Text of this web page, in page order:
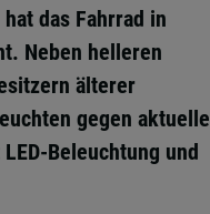
das Fahrrad in
Neben helleren
älterer
gegen aktuelle
Beleuchtung und